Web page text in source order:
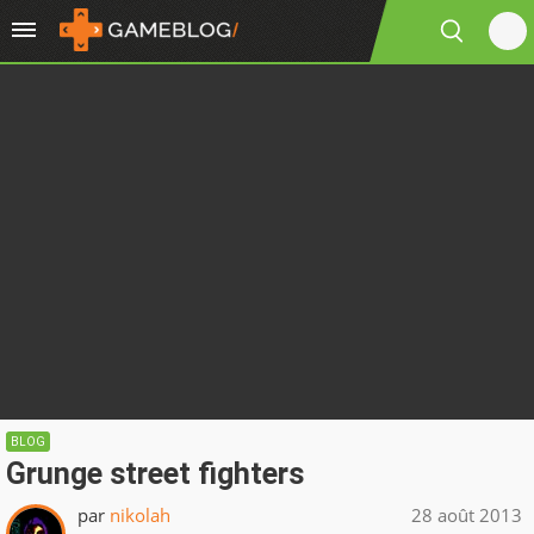
BLOG
Grunge street fighters
par nikolah 28 août 2013